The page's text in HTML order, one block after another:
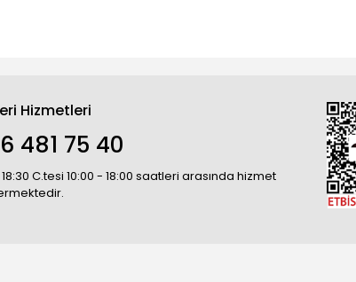
Hizmetleri
481 75 40
C.tesi 10:00 - 18:00 saatleri arasında hizmet